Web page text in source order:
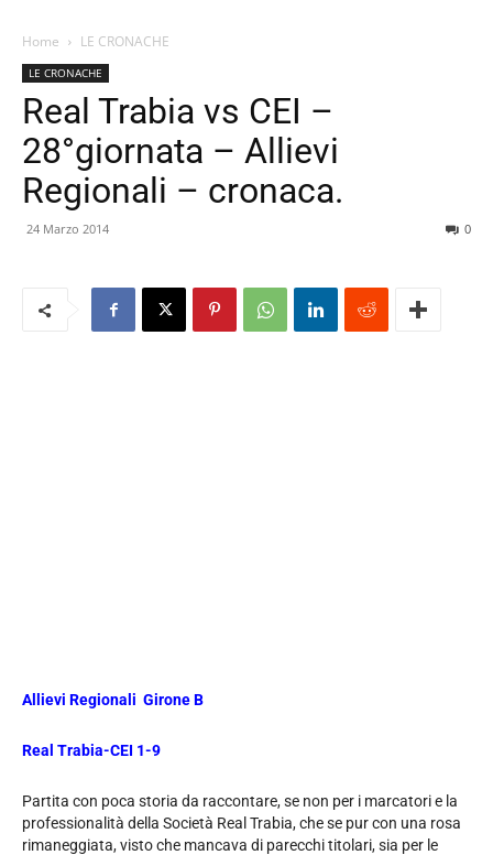
Home LE CRONACHE
LE CRONACHE
Real Trabia vs CEI –
28°giornata – Allievi
Regionali – cronaca.
24 Marzo 2014 0
Allievi Regionali Girone B
Real Trabia-CEI 1-9
Partita con poca storia da raccontare, se non per i marcatori e la
professionalità della Società Real Trabia, che se pur con una rosa
rimaneggiata, visto che mancava di parecchi titolari, sia per le